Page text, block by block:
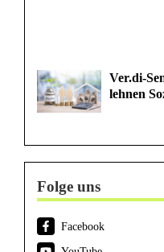
Ver.di-
lehnen
Folge uns
Facebook